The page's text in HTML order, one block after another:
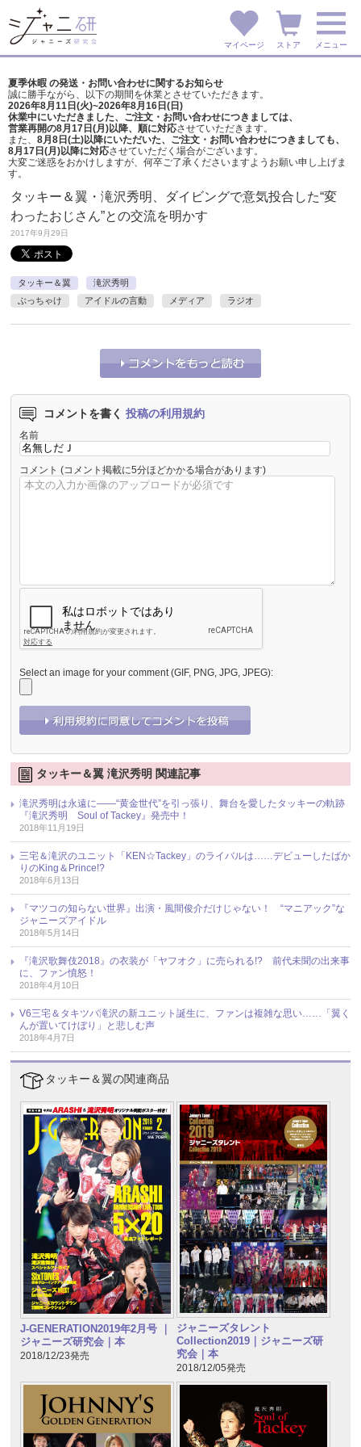
マイページ ストア メニュー
夏季休暇 の発送・お問い合わせに関するお知らせ
誠に勝手ながら、以下の期間を休業とさせていただきます。
2026年8月11日(火)~2026年8月16日(日)
休業中にいただきました、ご注文・お問い合わせにつきましては、
営業再開の8月17日(月)以降、順に対応させていただきます。
また、 8月8日(土)以降にいただいた、ご注文・ お問い合わせにつきましても、
8月17日(月)以降に対応させていただく場合がございます。
大変ご迷惑をおかけしますが、 何卒ご了承くださいますようお願い申し上げま
す。
タッキー＆翼・滝沢秀明、ダイビングで意気投合した“変
わったおじさん”との交流を明かす
2017年9月29日
タッキー＆翼
滝沢秀明
ぶっちゃけ
アイドルの言動 メディア ラジオ
コメントを書く 投稿の利用規約
名前
コメント (コメント掲載に5分ほどかかる場合があります)
Select an image for your comment (GIF, PNG, JPG, JPEG):
タッキー＆翼 滝沢秀明 関連記事
滝沢秀明は永遠に――“黄金世代”を引っ張り、舞台を愛したタッキーの軌跡
『滝沢秀明 Soul of Tackey』発売中！
2018年11月19日
三宅＆滝沢のユニット「KEN☆Tackey」のライバルは……デビューしたばか
りのKing＆Prince!?
2018年6月13日
『マツコの知らない世界』出演・風間俊介だけじゃない！ “マニアック”な
ジャニーズアイドル
2018年5月14日
『滝沢歌舞伎2018』の衣装が「ヤフオク」に売られる!? 前代未聞の出来事
に、ファン憤怒！
2018年4月10日
V6三宅＆タキツバ滝沢の新ユニット誕生に、ファンは複雑な思い……「翼く
んが置いてけぼり」と悲しむ声
2018年4月7日
タッキー＆翼の関連商品
J-GENERATION2019年2月号 ｜
ジャニーズ研究会｜本
2018/12/23発売
ジャニーズタレント
Collection2019｜ジャニーズ研
究会｜本
2018/12/05発売